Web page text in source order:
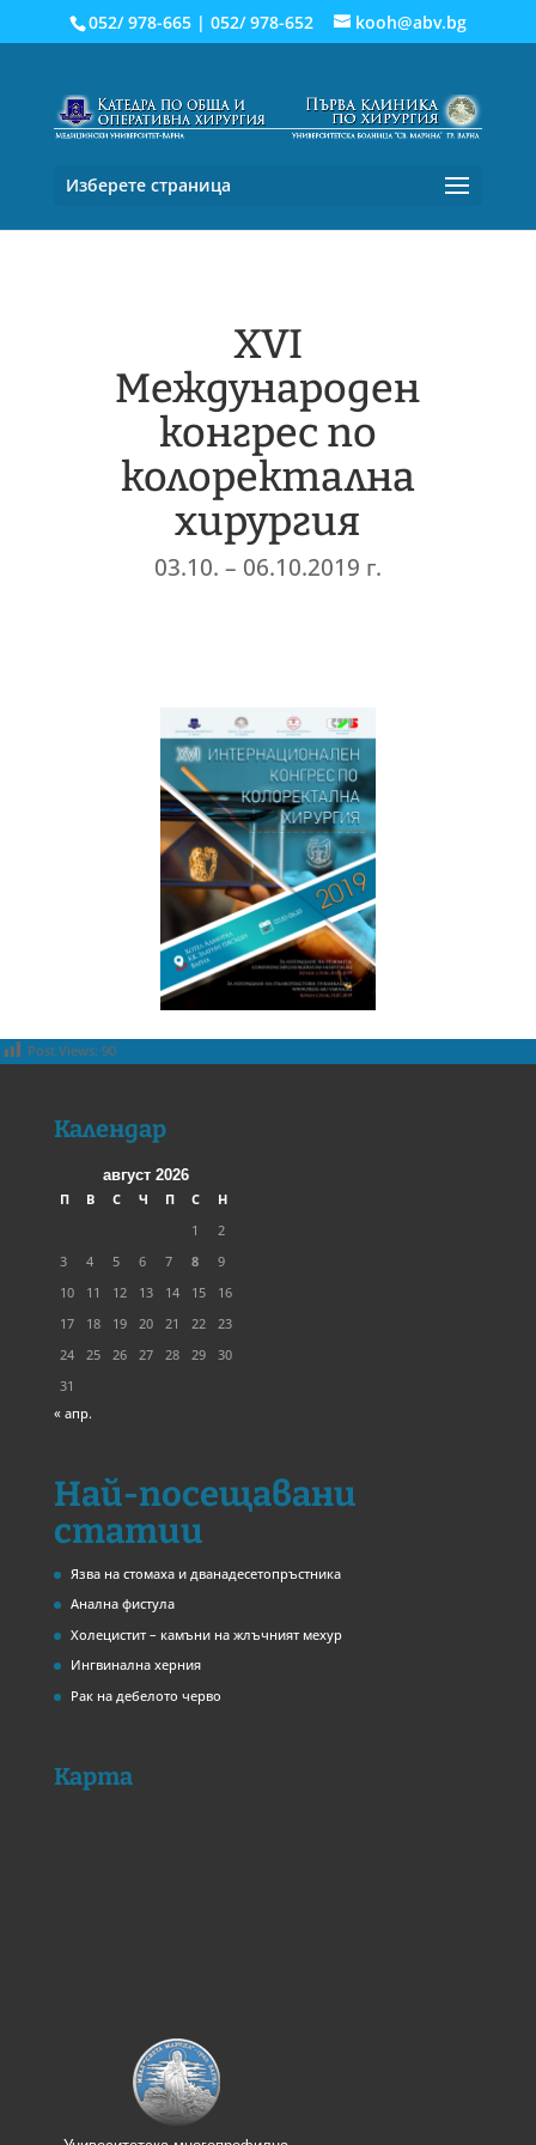
052/ 978-665| 052/ 978-652 kooh@abv.bg
Изберете страница
XVI
Международен
конгрес по
колоректална
хирургия
03.10. – 06.10.2019 г.
Post Views: 90
Календар
август 2026
П
В С Ч П С
Н
1
2
3
4 5 6 7 8
9
10
11 12 13 14 15
16
17
18 19 20 21 22
23
24
25 26 27 28 29
30
31
« апр.
Най-посещавани
статии
Язва на стомаха и дванадесетопръстника
Анална фистула
Холецистит – камъни на жлъчният мехур
Ингвинална херния
Рак на дебелото черво
Карта